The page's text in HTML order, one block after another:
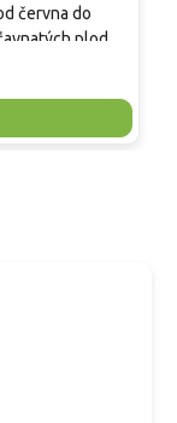
června do
plodů.
bez
z něj dělají